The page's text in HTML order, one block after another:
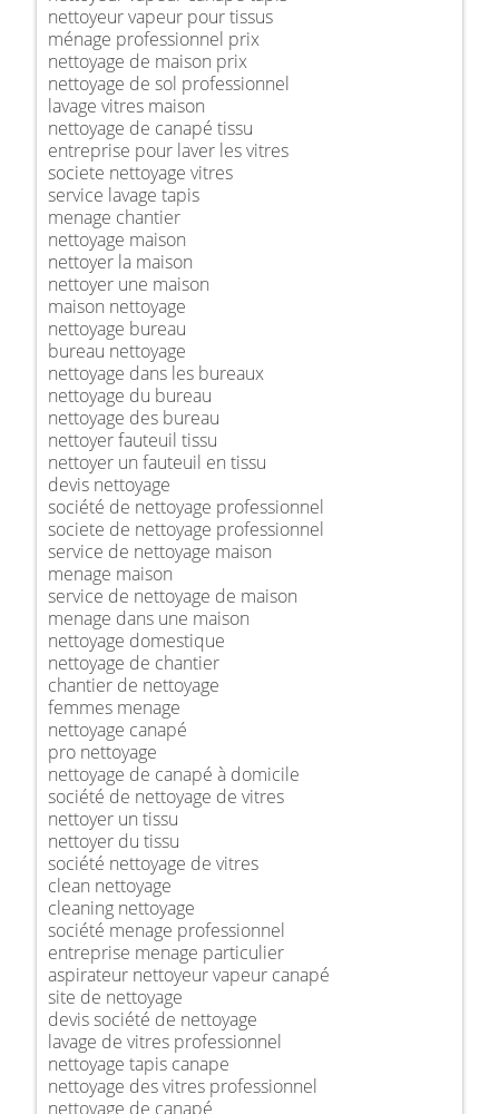
nettoyeur vapeur pour tissus
ménage professionnel prix
nettoyage de maison prix
nettoyage de sol professionnel
lavage vitres maison
nettoyage de canapé tissu
entreprise pour laver les vitres
societe nettoyage vitres
service lavage tapis
menage chantier
nettoyage maison
nettoyer la maison
nettoyer une maison
maison nettoyage
nettoyage bureau
bureau nettoyage
nettoyage dans les bureaux
nettoyage du bureau
nettoyage des bureau
nettoyer fauteuil tissu
nettoyer un fauteuil en tissu
devis nettoyage
société de nettoyage professionnel
societe de nettoyage professionnel
service de nettoyage maison
menage maison
service de nettoyage de maison
menage dans une maison
nettoyage domestique
nettoyage de chantier
chantier de nettoyage
femmes menage
nettoyage canapé
pro nettoyage
nettoyage de canapé à domicile
société de nettoyage de vitres
nettoyer un tissu
nettoyer du tissu
société nettoyage de vitres
clean nettoyage
cleaning nettoyage
société menage professionnel
entreprise menage particulier
aspirateur nettoyeur vapeur canapé
site de nettoyage
devis société de nettoyage
lavage de vitres professionnel
nettoyage tapis canape
nettoyage des vitres professionnel
nettoyage de canapé